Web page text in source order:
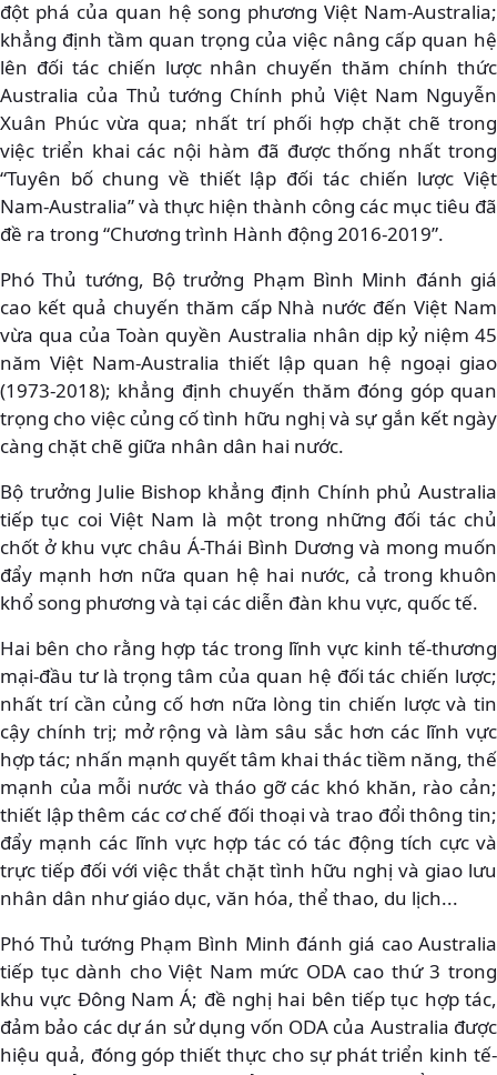
đột phá của quan hệ song phương Việt Nam-Australia;
khẳng định tầm quan trọng của việc nâng cấp quan hệ
lên đối tác chiến lược nhân chuyến thăm chính thức
Australia của Thủ tướng Chính phủ Việt Nam Nguyễn
Xuân Phúc vừa qua; nhất trí phối hợp chặt chẽ trong
việc triển khai các nội hàm đã được thống nhất trong
“Tuyên bố chung về thiết lập đối tác chiến lược Việt
Nam-Australia” và thực hiện thành công các mục tiêu đã
đề ra trong “Chương trình Hành động 2016-2019”.
Phó Thủ tướng, Bộ trưởng Phạm Bình Minh đánh giá
cao kết quả chuyến thăm cấp Nhà nước đến Việt Nam
vừa qua của Toàn quyền Australia nhân dịp kỷ niệm 45
năm Việt Nam-Australia thiết lập quan hệ ngoại giao
(1973-2018); khẳng định chuyến thăm đóng góp quan
trọng cho việc củng cố tình hữu nghị và sự gắn kết ngày
càng chặt chẽ giữa nhân dân hai nước.
Bộ trưởng Julie Bishop khẳng định Chính phủ Australia
tiếp tục coi Việt Nam là một trong những đối tác chủ
chốt ở khu vực châu Á-Thái Bình Dương và mong muốn
đẩy mạnh hơn nữa quan hệ hai nước, cả trong khuôn
khổ song phương và tại các diễn đàn khu vực, quốc tế.
Hai bên cho rằng hợp tác trong lĩnh vực kinh tế-thương
mại-đầu tư là trọng tâm của quan hệ đối tác chiến lược;
nhất trí cần củng cố hơn nữa lòng tin chiến lược và tin
cậy chính trị; mở rộng và làm sâu sắc hơn các lĩnh vực
hợp tác; nhấn mạnh quyết tâm khai thác tiềm năng, thế
mạnh của mỗi nước và tháo gỡ các khó khăn, rào cản;
thiết lập thêm các cơ chế đối thoại và trao đổi thông tin;
đẩy mạnh các lĩnh vực hợp tác có tác động tích cực và
trực tiếp đối với việc thắt chặt tình hữu nghị và giao lưu
nhân dân như giáo dục, văn hóa, thể thao, du lịch...
Phó Thủ tướng Phạm Bình Minh đánh giá cao Australia
tiếp tục dành cho Việt Nam mức ODA cao thứ 3 trong
khu vực Đông Nam Á; đề nghị hai bên tiếp tục hợp tác,
đảm bảo các dự án sử dụng vốn ODA của Australia được
hiệu quả, đóng góp thiết thực cho sự phát triển kinh tế-